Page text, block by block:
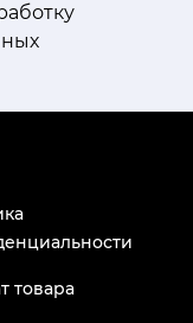
товара